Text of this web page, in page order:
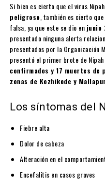
Si bien es cierto que el virus
peligroso , también es cierto
falsa, ya que este se dio en junio
presentado ninguna alerta
presentados por la Organización
presentó el primer brote de
confirmados y 17 muertes
zonas de Kozhikode y
Los síntomas del
Fiebre alta
Dolor de cabeza
Alteración en el
Encefalitis en casos graves